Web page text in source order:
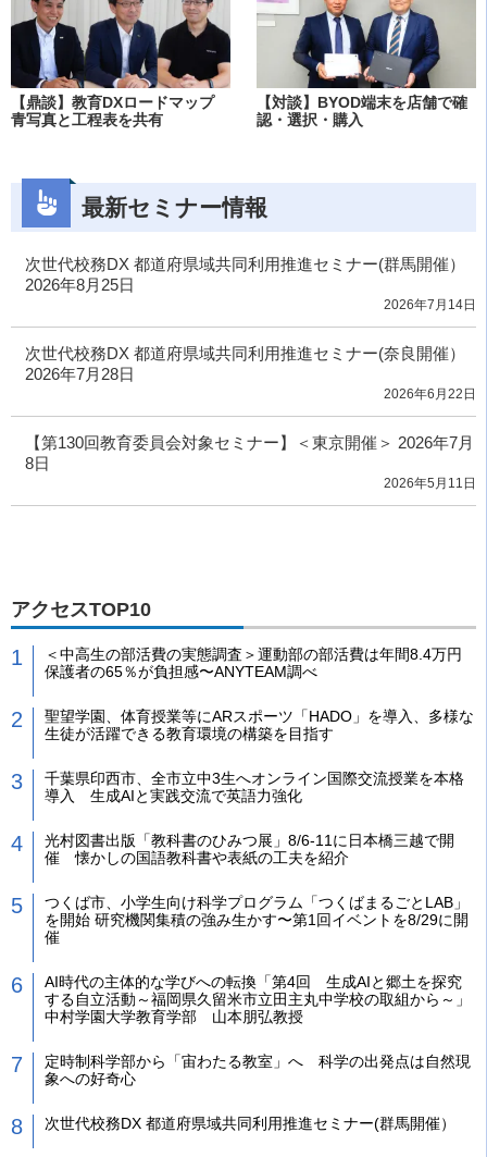
【鼎談】教育DXロードマップ
青写真と工程表を共有
【対談】BYOD端末を店舗で確
認・選択・購入
最新セミナー情報
次世代校務DX 都道府県域共同利用推進セミナー(群馬開催）
2026年8月25日
2026年7月14日
次世代校務DX 都道府県域共同利用推進セミナー(奈良開催）
2026年7月28日
2026年6月22日
【第130回教育委員会対象セミナー】＜東京開催＞ 2026年7月
8日
2026年5月11日
アクセスTOP10
＜中高生の部活費の実態調査＞運動部の部活費は年間8.4万円
保護者の65％が負担感〜ANYTEAM調べ
聖望学園、体育授業等にARスポーツ「HADO」を導入、多様な
生徒が活躍できる教育環境の構築を目指す
千葉県印西市、全市立中3生へオンライン国際交流授業を本格
導入 生成AIと実践交流で英語力強化
光村図書出版「教科書のひみつ展」8/6-11に日本橋三越で開
催 懐かしの国語教科書や表紙の工夫を紹介
つくば市、小学生向け科学プログラム「つくばまるごとLAB」
を開始 研究機関集積の強み生かす〜第1回イベントを8/29に開
催
AI時代の主体的な学びへの転換「第4回 生成AIと郷土を探究
する自立活動～福岡県久留米市立田主丸中学校の取組から～」
中村学園大学教育学部 山本朋弘教授
定時制科学部から「宙わたる教室」へ 科学の出発点は自然現
象への好奇心
次世代校務DX 都道府県域共同利用推進セミナー(群馬開催）